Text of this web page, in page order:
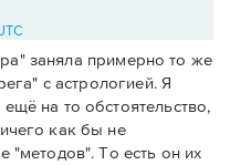
заняла примерно то же
с астрологией. Я
на то обстоятельство,
как бы не
"методов". То есть он их